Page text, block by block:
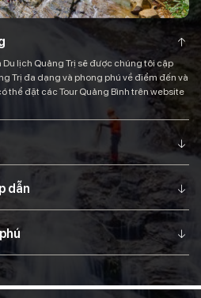
lịch Quảng Trị sẽ được chúng tôi cập
Trị đa dạng và phong phú về điểm đến và
thể đặt các Tour Quảng Bình trên website
dẫn